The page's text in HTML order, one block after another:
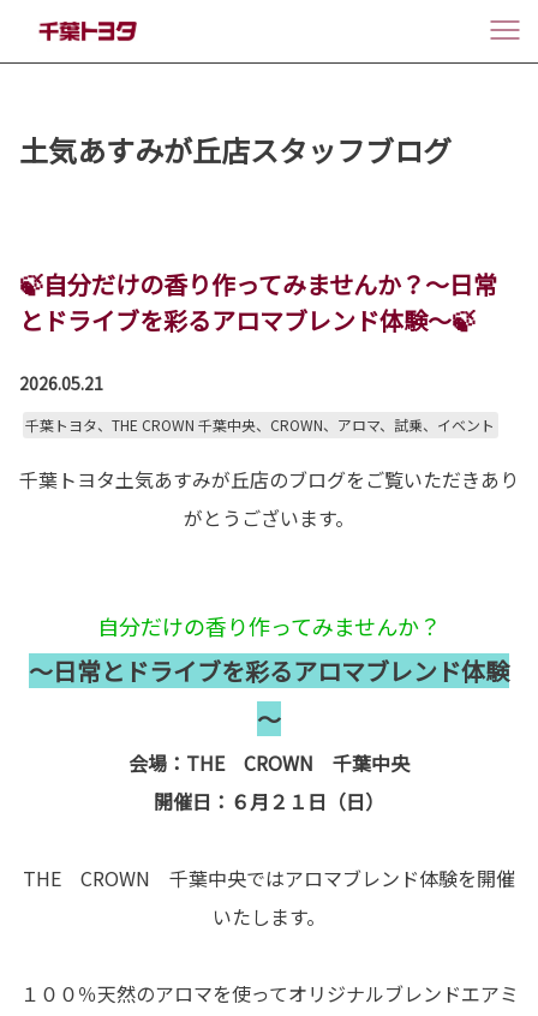
土気あすみが丘店スタッフブログ
🍃自分だけの香り作ってみませんか？～日常
とドライブを彩るアロマブレンド体験～🍃
2026.05.21
千葉トヨタ、THE CROWN 千葉中央、CROWN、アロマ、試乗、イベント
千葉トヨタ土気あすみが丘店のブログをご覧いただきあり
がとうございます。
自分だけの香り作ってみませんか？
～日常とドライブを彩るアロマブレンド体験
～
会場：THE CROWN 千葉中央
開催日：６月２１日（日）
THE CROWN 千葉中央ではアロマブレンド体験を開催
いたします。
１００％天然のアロマを使ってオリジナルブレンドエアミ